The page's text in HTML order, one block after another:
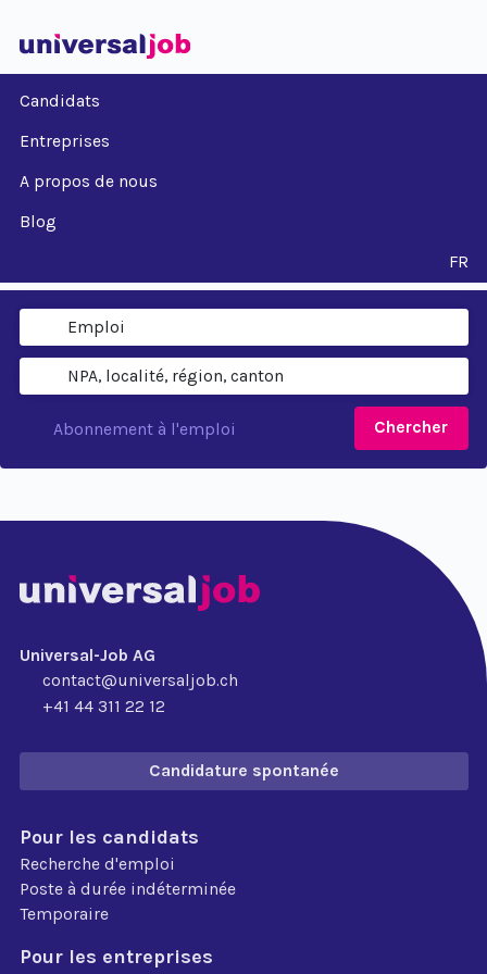
Candidats
Entreprises
A propos de nous
Blog
FR
Chercher
Abonnement à l'emploi
Universal-Job AG
contact@universaljob.ch
+41 44 311 22 12
Candidature spontanée
Pour les candidats
Recherche d'emploi
Poste à durée indéterminée
Temporaire
Pour les entreprises